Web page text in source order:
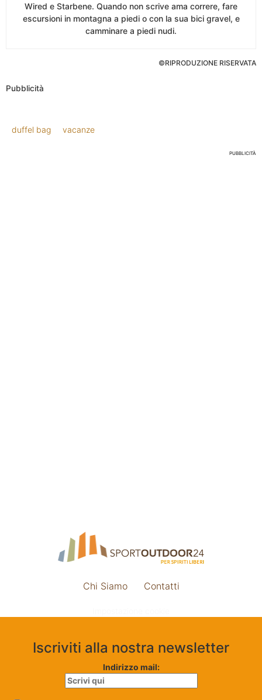
Wired e Starbene. Quando non scrive ama correre, fare
escursioni in montagna a piedi o con la sua bici gravel, e
camminare a piedi nudi.
©RIPRODUZIONE RISERVATA
Pubblicità
duffel bag vacanze
PUBBLICITÀ
Chi Siamo Contatti
Iscriviti alla nostra newsletter
Indirizzo mail: